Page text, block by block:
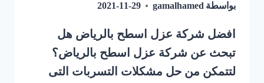
بواسطة gamalhamed
2021-11-29
افضل شركة عزل اسطح بالرياض هل
تبحث عن شركة عزل اسطح بالرياض؟
لتتمكن من حل مشكلات التسربات التى